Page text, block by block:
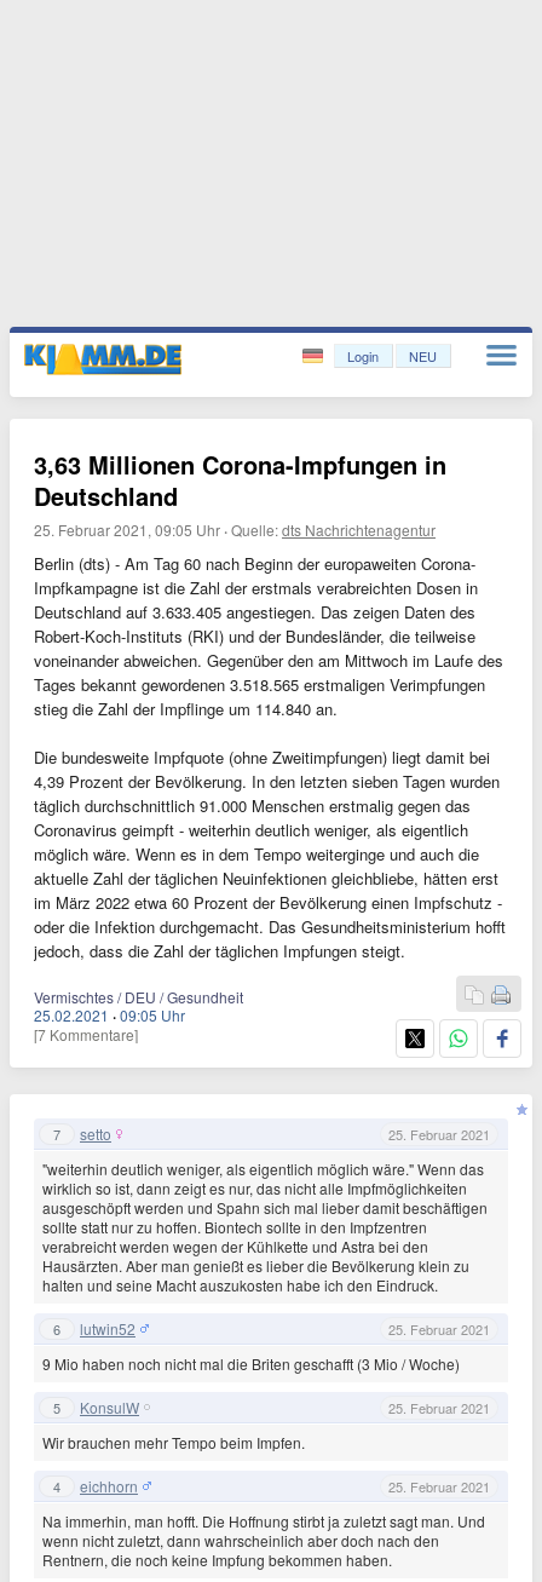
Login NEU
3,63 Millionen Corona-Impfungen in
Deutschland
25. Februar 2021, 09:05 Uhr ·Quelle:dts Nachrichtenagentur
Berlin (dts) - Am Tag 60 nach Beginn der europaweiten Corona-
Impfkampagne ist die Zahl der erstmals verabreichten Dosen in
Deutschland auf 3.633.405 angestiegen. Das zeigen Daten des
Robert-Koch-Instituts (RKI) und der Bundesländer, die teilweise
voneinander abweichen. Gegenüber den am Mittwoch im Laufe des
Tages bekannt gewordenen 3.518.565 erstmaligen Verimpfungen
stieg die Zahl der Impflinge um 114.840 an.
Die bundesweite Impfquote (ohne Zweitimpfungen) liegt damit bei
4,39 Prozent der Bevölkerung. In den letzten sieben Tagen wurden
täglich durchschnittlich 91.000 Menschen erstmalig gegen das
Coronavirus geimpft - weiterhin deutlich weniger, als eigentlich
möglich wäre. Wenn es in dem Tempo weiterginge und auch die
aktuelle Zahl der täglichen Neuinfektionen gleichbliebe, hätten erst
im März 2022 etwa 60 Prozent der Bevölkerung einen Impfschutz -
oder die Infektion durchgemacht. Das Gesundheitsministerium hofft
jedoch, dass die Zahl der täglichen Impfungen steigt.
Vermischtes / DEU / Gesundheit
25.02.2021 ·09:05 Uhr
[7 Kommentare]
7 setto 25. Februar 2021
"weiterhin deutlich weniger, als eigentlich möglich wäre." Wenn das
wirklich so ist, dann zeigt es nur, das nicht alle Impfmöglichkeiten
ausgeschöpft werden und Spahn sich mal lieber damit beschäftigen
sollte statt nur zu hoffen. Biontech sollte in den Impfzentren
verabreicht werden wegen der Kühlkette und Astra bei den
Hausärzten. Aber man genießt es lieber die Bevölkerung klein zu
halten und seine Macht auszukosten habe ich den Eindruck.
6 lutwin52 25. Februar 2021
9 Mio haben noch nicht mal die Briten geschafft (3 Mio / Woche)
5 KonsulW 25. Februar 2021
Wir brauchen mehr Tempo beim Impfen.
4 eichhorn 25. Februar 2021
Na immerhin, man hofft. Die Hoffnung stirbt ja zuletzt sagt man. Und
wenn nicht zuletzt, dann wahrscheinlich aber doch nach den
Rentnern, die noch keine Impfung bekommen haben.